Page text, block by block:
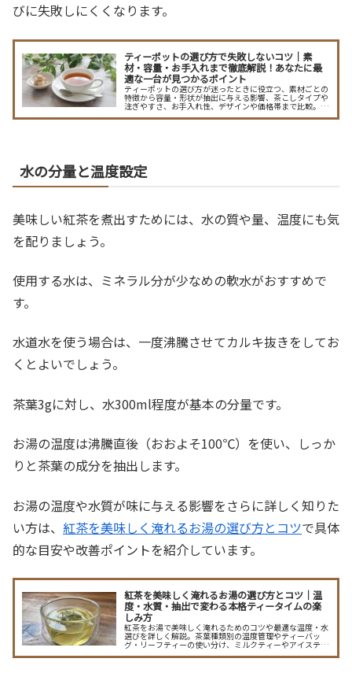
びに失敗しにくくなります。
ティーポットの選び方で失敗しないコツ｜素
材・容量・お手入れまで徹底解説！あなたに最
適な一台が見つかるポイント
ティーポットの選び方が迷ったときに役立つ、素材ごとの
特徴から容量・形状が抽出に与える影響、茶こしタイプや
注ぎやすさ、お手入れ性、デザインや価格帯まで比較。紅
茶・ハーブ・普段使い別の最適な選び方と長持ちさせるコ
ツで、自分にぴったりの一台が見つかります。細かな選び
水の分量と温度設定
美味しい紅茶を煮出すためには、水の質や量、温度にも気
を配りましょう。
使用する水は、ミネラル分が少なめの軟水がおすすめで
す。
水道水を使う場合は、一度沸騰させてカルキ抜きをしてお
くとよいでしょう。
茶葉3gに対し、水300ml程度が基本の分量です。
お湯の温度は沸騰直後（おおよそ100℃）を使い、しっか
りと茶葉の成分を抽出します。
お湯の温度や水質が味に与える影響をさらに詳しく知りた
い方は、 紅茶を美味しく淹れるお湯の選び方とコツで具体
的な目安や改善ポイントを紹介しています。
紅茶を美味しく淹れるお湯の選び方とコツ｜温
度・水質・抽出で変わる本格ティータイムの楽
しみ方
紅茶をお湯で美味しく淹れるためのコツや最適な温度・水
選びを詳しく解説。茶葉種類別の温度管理やティーバッ
グ・リーフティーの使い分け、ミルクティーやアイスティ
ー向けのお湯の工夫まで、紅茶のお湯に関する疑問もスッ
キリ解決します。